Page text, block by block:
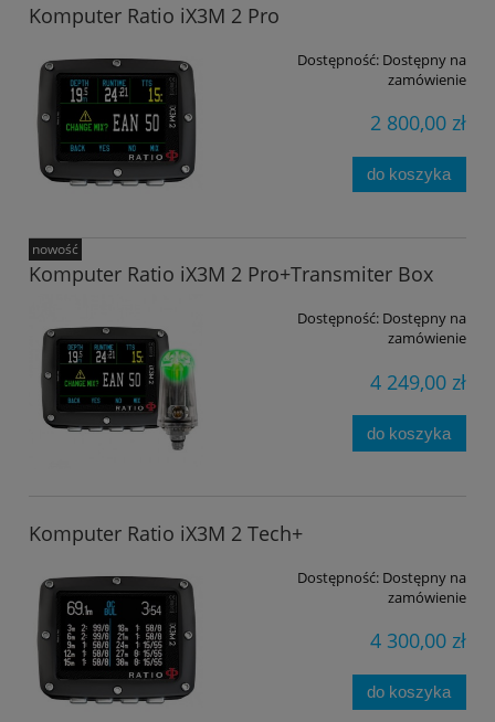
Komputer Ratio iX3M 2 Pro
Dostępność: Dostępny na
zamówienie
2 800,00 zł
do koszyka
Komputer Ratio iX3M 2 Pro+Transmiter Box
Dostępność: Dostępny na
zamówienie
4 249,00 zł
do koszyka
nowość
Komputer Ratio iX3M 2 Tech+
Dostępność: Dostępny na
zamówienie
4 300,00 zł
do koszyka